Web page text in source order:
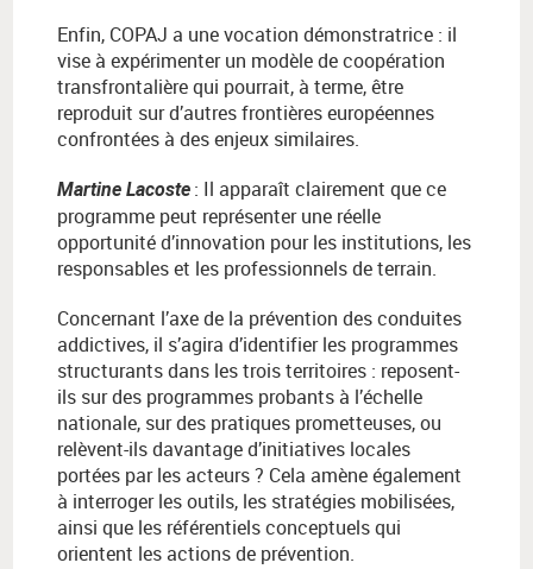
Enfin, COPAJ a une vocation démonstratrice : il
vise à expérimenter un modèle de coopération
transfrontalière qui pourrait, à terme, être
reproduit sur d’autres frontières européennes
confrontées à des enjeux similaires.
Martine Lacoste : Il apparaît clairement que ce
programme peut représenter une réelle
opportunité d’innovation pour les institutions, les
responsables et les professionnels de terrain.
Concernant l’axe de la prévention des conduites
addictives, il s’agira d’identifier les programmes
structurants dans les trois territoires : reposent-
ils sur des programmes probants à l’échelle
nationale, sur des pratiques prometteuses, ou
relèvent-ils davantage d’initiatives locales
portées par les acteurs ? Cela amène également
à interroger les outils, les stratégies mobilisées,
ainsi que les référentiels conceptuels qui
orientent les actions de prévention.